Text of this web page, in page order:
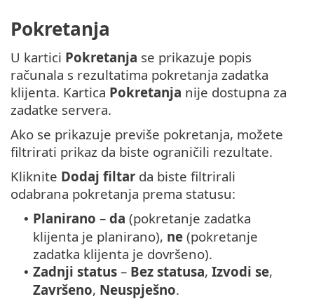
Pokretanja
U kartici Pokretanja se prikazuje popis
računala s rezultatima pokretanja zadatka
klijenta. Kartica Pokretanja nije dostupna za
zadatke servera.
Ako se prikazuje previše pokretanja, možete
filtrirati prikaz da biste ograničili rezultate.
Kliknite Dodaj filtar da biste filtrirali
odabrana pokretanja prema statusu:
• Planirano – da (pokretanje zadatka
klijenta je planirano), ne (pokretanje
zadatka klijenta je dovršeno).
• Zadnji status – Bez statusa, Izvodi se,
Završeno, Neuspješno.